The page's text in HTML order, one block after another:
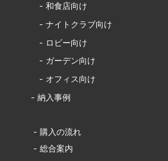
- 和食店向け
- ナイトクラブ向け
- ロビー向け
- ガーデン向け
- オフィス向け
- 納入事例
- 購入の流れ
- 総合案内